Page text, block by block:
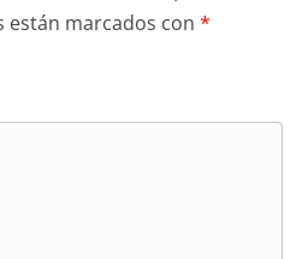
están marcados con *